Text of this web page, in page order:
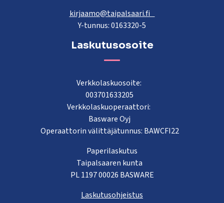
kirjaamo@taipalsaari.fi
Y-tunnus: 0163320-5
Laskutusosoite
Verkkolaskuosoite:
003701633205
Verkkolaskuoperaattori:
Basware Oyj
Operaattorin välittäjätunnus: BAWCFI22
Paperilaskutus
Taipalsaaren kunta
PL 1197 00026 BASWARE
Laskutusohjeistus